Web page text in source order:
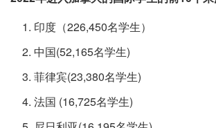
印度（226,450名学生）
中国(52,165名学生)
菲律宾(23,380名学生)
法国 (16,725名学生)